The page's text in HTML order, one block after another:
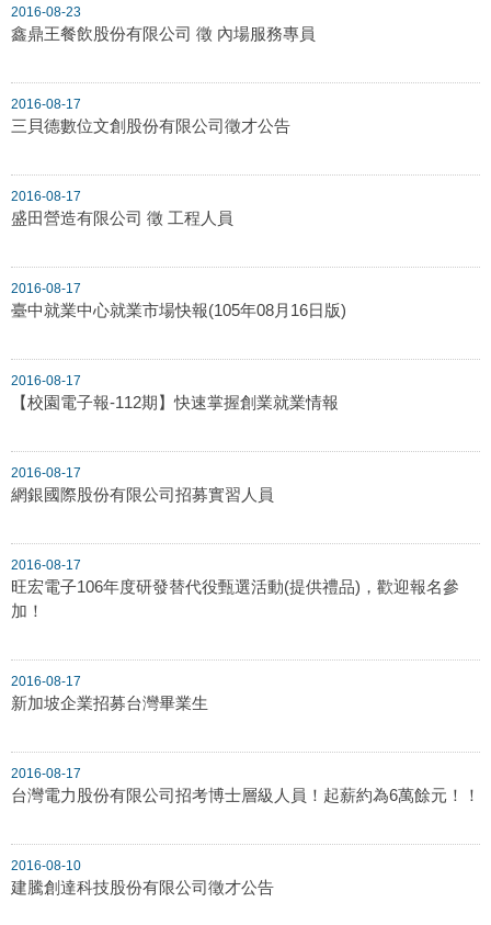
2016-08-23
鑫鼎王餐飲股份有限公司 徵 內場服務專員
2016-08-17
三貝德數位文創股份有限公司徵才公告
2016-08-17
盛田營造有限公司 徵 工程人員
2016-08-17
臺中就業中心就業市場快報(105年08月16日版)
2016-08-17
【校園電子報-112期】快速掌握創業就業情報
2016-08-17
網銀國際股份有限公司招募實習人員
2016-08-17
旺宏電子106年度研發替代役甄選活動(提供禮品)，歡迎報名參
加！
2016-08-17
新加坡企業招募台灣畢業生
2016-08-17
台灣電力股份有限公司招考博士層級人員！起薪約為6萬餘元！！
2016-08-10
建騰創達科技股份有限公司徵才公告